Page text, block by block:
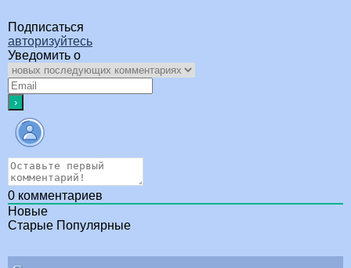
Подписаться
авторизуйтесь
Уведомить о
0 комментариев
Новые
Старые Популярные